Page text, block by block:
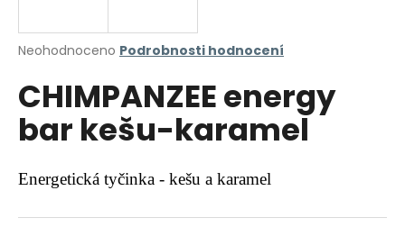
Průměrné
produktu
je
0,0
hvězdiček.
Neohodnoceno Podrobnosti hodnocení
CHIMPANZEE energy
bar kešu-karamel
Energetická tyčinka - kešu a karamel
j
t
?